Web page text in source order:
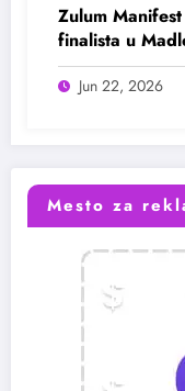
Zulum
finalista u
Jun 22, 2026
Mesto za